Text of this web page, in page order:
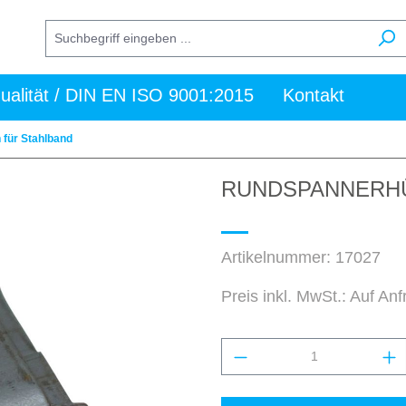
/ DIN EN ISO 9001:2015 Kontakt
Stahlband
Artikelnummer: 17027
Preis inkl. MwSt.: Auf
Produkt Anzahl: